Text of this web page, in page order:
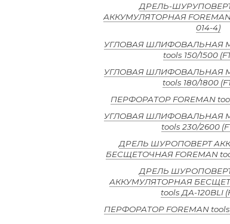
ДРЕЛЬ-
АККУМУЛЯТОРНАЯ FOREMAN
014-4)
УГЛОВАЯ ШЛИФОВАЛЬНАЯ
tools 150/1500
УГЛОВАЯ ШЛИФОВАЛЬНАЯ
tools 180/1800
ПЕРФОРАТОР FOREMAN
УГЛОВАЯ ШЛИФОВАЛЬНАЯ
tools 230/2600
ДРЕЛЬ ШУРОПОВЕРТ
БЕСЩЕТОЧНАЯ FOREMAN
ДРЕЛЬ
АККУМУЛЯТОРНАЯ
tools ДА-120BLI
ПЕРФОРАТОР FOREMAN tools